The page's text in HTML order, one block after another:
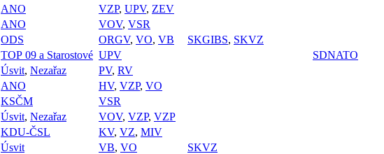
ANO VZP, UPV, ZEV
ANO VOV, VSR
ODS ORGV, VO, VB SKGIBS, SKVZ
TOP 09 a Starostové UPV
SDNATO
Úsvit, Nezařaz PV, RV
ANO HV, VZP, VO
KSČM
VSR
Úsvit, Nezařaz VOV, VZP, VZP
KDU-ČSL KV, VZ, MIV
Úsvit VB, VO
SKVZ